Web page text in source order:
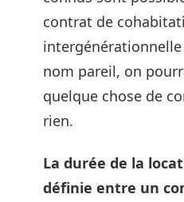
contrat de
nom pareil, on
quelque chose de
rien.
La durée de la
définie entre un